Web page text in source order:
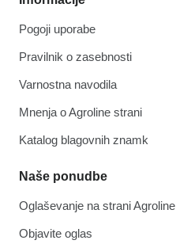
Pogoji uporabe
Pravilnik o zasebnosti
Varnostna navodila
Mnenja o Agroline strani
Katalog blagovnih znamk
Naše ponudbe
Oglaševanje na strani Agroline
Objavite oglas